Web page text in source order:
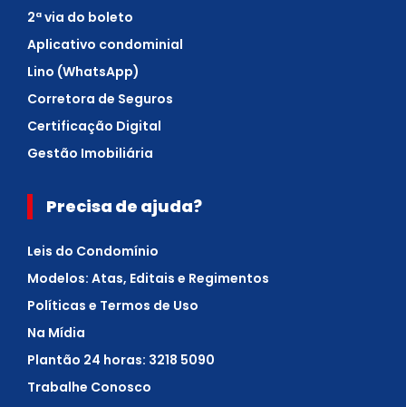
2ª via do boleto
Aplicativo condominial
Lino (WhatsApp)
Corretora de Seguros
Certificação Digital
Gestão Imobiliária
Precisa de ajuda?
Leis do Condomínio
Modelos: Atas, Editais e Regimentos
Políticas e Termos de Uso
Na Mídia
Plantão 24 horas: 3218 5090
Trabalhe Conosco